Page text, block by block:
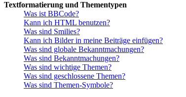
Textformatierung und Thementypen
Was ist BBCode?
Kann ich HTML benutzen?
Was sind Smilies?
Kann ich Bilder in meine Beiträge einfügen?
Was sind globale Bekanntmachungen?
Was sind Bekanntmachungen?
Was sind wichtige Themen?
Was sind geschlossene Themen?
Was sind Themen-Symbole?